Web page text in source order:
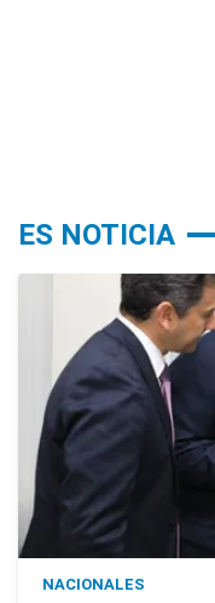
ES NOTICIA
NACIONALES